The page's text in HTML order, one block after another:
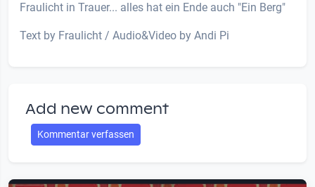
Fraulicht in Trauer... alles hat ein Ende auch "Ein Berg"
Text by Fraulicht / Audio&Video by Andi Pi
Add new comment
Kommentar verfassen